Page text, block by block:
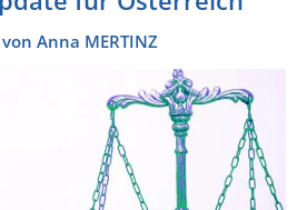
von Anna MERTINZ